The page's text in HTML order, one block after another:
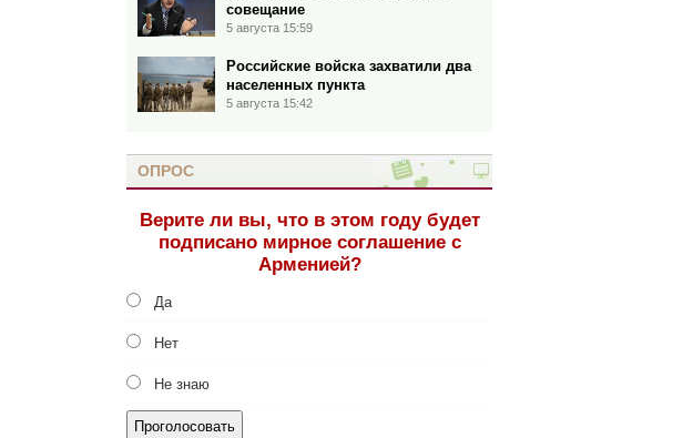
совещание
5 августа 15:59
Российские войска захватили два
населенных пункта
5 августа 15:42
ОПРОС
Верите ли вы, что в этом году будет
подписано мирное соглашение с
Арменией?
Да
Нет
Не знаю